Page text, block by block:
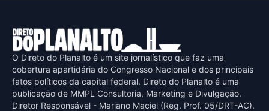
O Direto do Planalto é um site jornalístico que faz uma
cobertura apartidária do Congresso Nacional e dos principais
fatos políticos da capital federal. Direto do Planalto é uma
publicaçāo de MMPL Consultoria, Marketing e Divulgaçāo.
Diretor Responsável - Mariano Maciel (Reg. Prof. 05/DRT-AC).